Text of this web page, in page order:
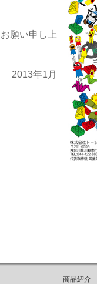
願い申し上
2013年1月
商品紹介